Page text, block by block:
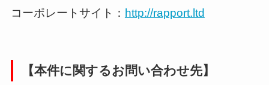
コーポレートサイト： http://rapport.ltd
【本件に関するお問い合わせ先】